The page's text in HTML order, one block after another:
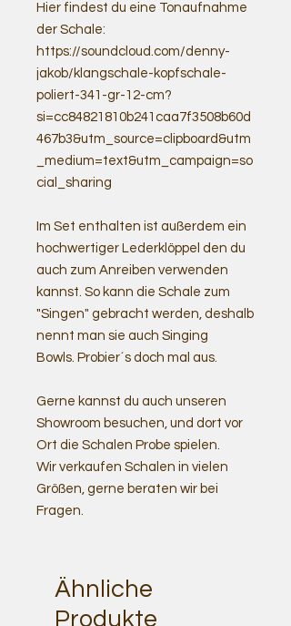
Hier findest du eine Tonaufnahme
der Schale:
https://soundcloud.com/denny-
jakob/klangschale-kopfschale-
poliert-341-gr-12-cm?
si=cc84821810b241caa7f3508b60d
467b3&utm_source=clipboard&utm
_medium=text&utm_campaign=so
cial_sharing
Im Set enthalten ist außerdem ein
hochwertiger Lederklöppel den du
auch zum Anreiben verwenden
kannst. So kann die Schale zum
"Singen" gebracht werden, deshalb
nennt man sie auch Singing
Bowls. Probier´s doch mal aus.
Gerne kannst du auch unseren
Showroom besuchen, und dort vor
Ort die Schalen Probe spielen.
Wir verkaufen Schalen in vielen
Größen, gerne beraten wir bei
Fragen.
Ähnliche
Produkte